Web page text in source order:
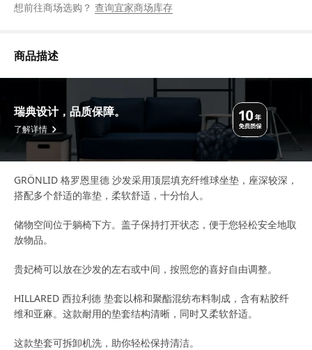
想前往商场选购？ 查询宜家商场库存
商品描述
瑞典设计，品质保障。
了解详情
GRÖNLID 格罗恩里德 沙发采用顶层填充纤维球坐垫，座深较深，
搭配多个舒适的靠垫，柔软舒适，十分怡人。
储物空间位于躺椅下方。盖子保持打开状态，便于您轻松安全地取
放物品。
贵妃椅可以放在沙发的左右或中间，按照您的喜好自由调整。
HILLARED 西拉利德 垫套以棉和聚酯混纺布料制成，含有粘胶纤
维和亚麻。这款耐用的垫套结构清晰，同时又柔软舒适。
这款垫套可拆卸机洗，助你轻松保持清洁。